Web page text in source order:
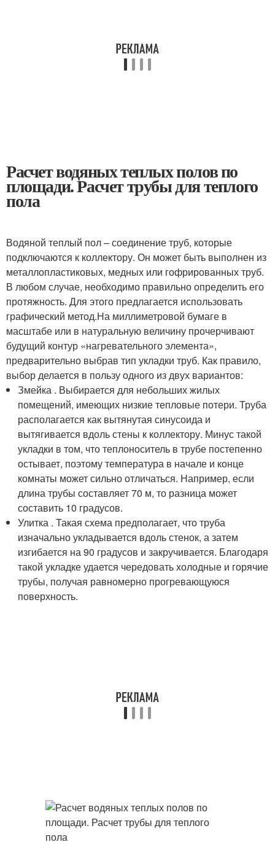
Расчет водяных теплых полов по
площади. Расчет трубы для теплого
пола
Водяной теплый пол – соединение труб, которые
подключаются к коллектору. Он может быть выполнен из
металлопластиковых, медных или гофрированных труб.
В любом случае, необходимо правильно определить его
протяжность. Для этого предлагается использовать
графический метод.На миллиметровой бумаге в
масштабе или в натуральную величину прочерчивают
будущий контур «нагревательного элемента»,
предварительно выбрав тип укладки труб. Как правило,
выбор делается в пользу одного из двух вариантов:
Змейка . Выбирается для небольших жилых
помещений, имеющих низкие тепловые потери. Труба
располагается как вытянутая синусоида и
вытягивается вдоль стены к коллектору. Минус такой
укладки в том, что теплоноситель в трубе постепенно
остывает, поэтому температура в начале и конце
комнаты может сильно отличаться. Например, если
длина трубы составляет 70 м, то разница может
составить 10 градусов.
Улитка . Такая схема предполагает, что труба
изначально укладывается вдоль стенок, а затем
изгибается на 90 градусов и закручивается. Благодаря
такой укладке удается чередовать холодные и горячие
трубы, получая равномерно прогревающуюся
поверхность.